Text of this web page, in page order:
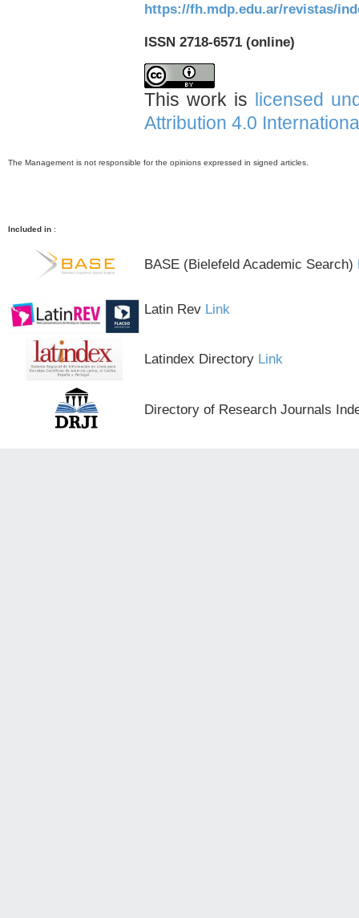
https://fh.mdp.edu.ar/revistas/
ISSN 2718-6571 (online)
This work is
licensed
Attribution 4.0
The Management is not responsible for the opinions expressed in signed articles.
Included in :
BASE (Bielefeld Academic Search)
Latin Rev Link
Latindex Directory Link
Directory of Research Journals